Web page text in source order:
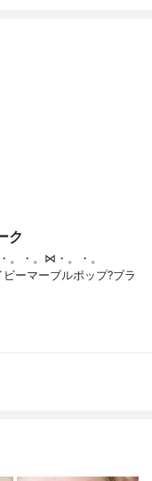
ク
。・。⋈・。・。
ーマーブルポップ?ブラ